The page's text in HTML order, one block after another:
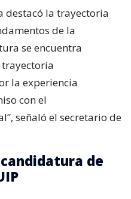
destacó la trayectoria
de la
se encuentra
la experiencia
con el
señaló el secretario de
de